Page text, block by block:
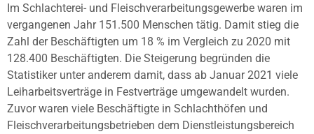
Im Schlachterei- und Fleischverarbeitungsgewerbe waren im
vergangenen Jahr 151.500 Menschen tätig. Damit stieg die
Zahl der Beschäftigten um 18 % im Vergleich zu 2020 mit
128.400 Beschäftigten. Die Steigerung begründen die
Statistiker unter anderem damit, dass ab Januar 2021 viele
Leiharbeitsverträge in Festverträge umgewandelt wurden.
Zuvor waren viele Beschäftigte in Schlachthöfen und
Fleischverarbeitungsbetrieben dem Dienstleistungsbereich